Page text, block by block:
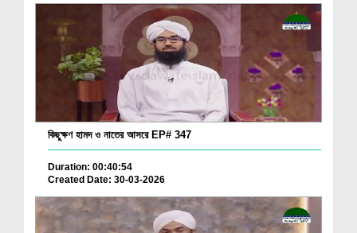
কিছুক্ষণ হামদ ও নাতের আসরে EP# 347
Duration: 00:40:54
Created Date: 30-03-2026